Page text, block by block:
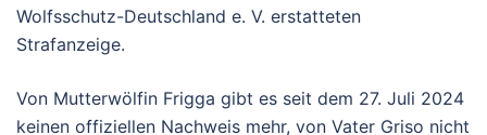
Wolfsschutz-Deutschland e. V. erstatteten
Strafanzeige.
Von Mutterwölfin Frigga gibt es seit dem 27. Juli 2024
keinen offiziellen Nachweis mehr, von Vater Griso nicht